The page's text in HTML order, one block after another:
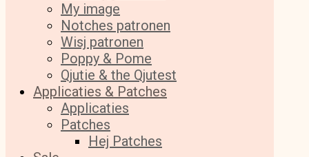
My image
Notches patronen
Wisj patronen
Poppy & Pome
Qjutie & the Qjutest
Applicaties & Patches
Applicaties
Patches
Hej Patches